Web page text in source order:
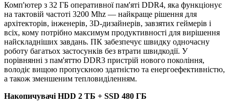
Комп'ютер з 32 ГБ оперативної пам'яті DDR4, яка функціонує
на тактовій частоті 3200 Mhz — найкраще рішення для
архітекторів, інженерів, 3D-дизайнерів, завзятих геймерів і
всіх, кому потрібно максимум продуктивності для вирішення
найскладніших завдань. ПК забезпечує швидку одночасну
роботу багатьох застосунків без втрати швидкодії. У
порівнянні з пам'яттю DDR3 пристрій нового покоління,
володіє вищою пропускною здатністю та енергоефективністю,
а також зменшеним тепловиділенням.
Накопичувачі HDD 2 TБ + SSD 480 ГБ